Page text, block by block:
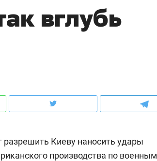
вглубь
Киеву наносить удары
производства по военным
и
о трехкратном росте цен, дотошных
клиентах и чудных запросах мастеров